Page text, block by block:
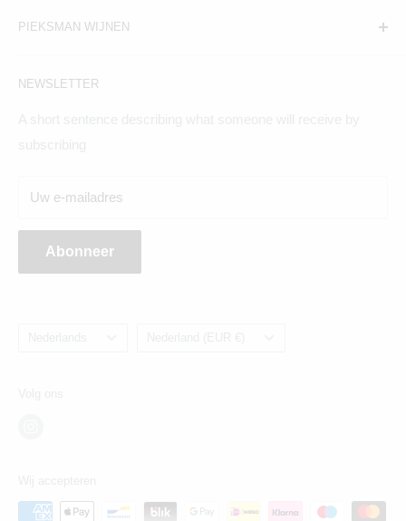
PIEKSMAN WIJNEN
Hogeweg 19, 1098BV
Ginnekenweg 354, 4835NM
NEWSLETTER
Uw e-mailadres
Abonneer